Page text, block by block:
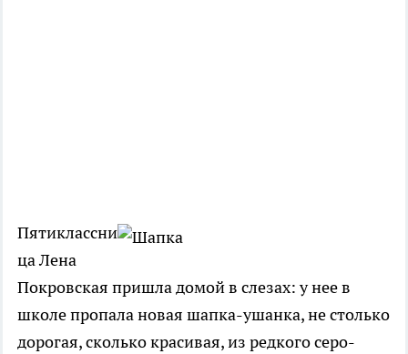
Пятиклассни
ца Лена
Покровская пришла домой в слезах: у нее в
школе пропала новая шапка-ушанка, не столько
дорогая, сколько красивая, из редкого серо-